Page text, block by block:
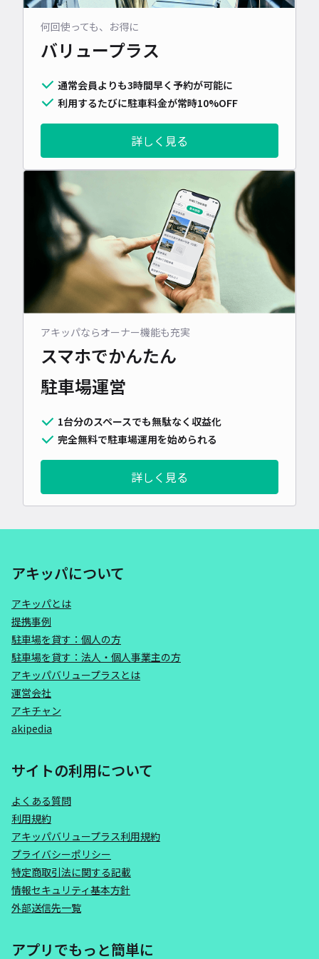
何回使っても、お得に
バリュープラス
通常会員よりも3時間早く予約が可能に
利用するたびに駐車料金が常時10%OFF
詳しく見る
アキッパならオーナー機能も充実
スマホでかんたん
駐車場運営
1台分のスペースでも無駄なく収益化
完全無料で駐車場運用を始められる
詳しく見る
アキッパについて
アキッパとは
提携事例
駐車場を貸す：個人の方
駐車場を貸す：法人・個人事業主の方
アキッパバリュープラスとは
運営会社
アキチャン
akipedia
サイトの利用について
よくある質問
利用規約
アキッパバリュープラス利用規約
プライバシーポリシー
特定商取引法に関する記載
情報セキュリティ基本方針
外部送信先一覧
アプリでもっと簡単に